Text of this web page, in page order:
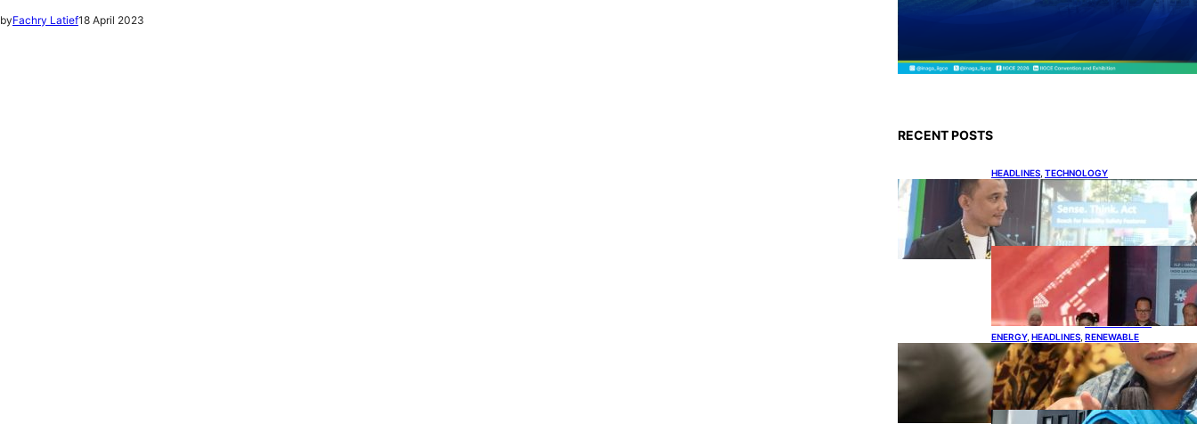
byFachry Latief18 April 2023
RECENT POSTS
HEADLINES TECHNOLOGY
Teknologi Keselamatan,
Penentu Baru Persaingan
Industri Otomotif
DOWNSTREAM
HEADLINES
Terbuka,
Peluang Usaha
bagi IKM Alas
Kaki Lokal
ENERGY, HEADLINES RENEWABLE
IESR: Kepemimpinan Terpadu
jadi Kunci Percepatan PLTS 100
GW
ENERGY , HEADLINES
,
POWER